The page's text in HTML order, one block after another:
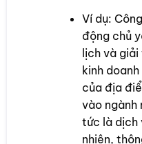
Ví dụ:
động chủ
lịch và
kinh
của địa
vào ngành
tức là dịch
nhiên,